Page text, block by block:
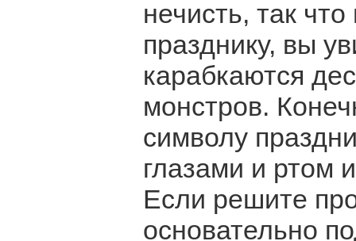
нечисть, так
празднику, вы
карабкаются
монстров.
символу
глазами и ртом
Если решите
основательно